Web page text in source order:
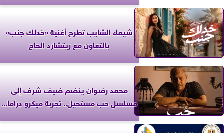
شيماء الشايب تطرح أغنية «خدلك جنب»
بالتعاون مع ريتشارد الحاج
محمد رضوان ينضم ضيف شرف إلى
مسلسل حب مستحيل.. تجربة ميكرو دراما...